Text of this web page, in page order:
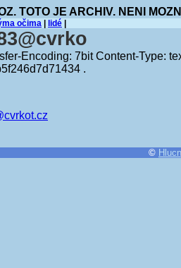
TOTO JE ARCHIV. NENI
očima lidé
Encoding: 7bit Content-Type:
.
©